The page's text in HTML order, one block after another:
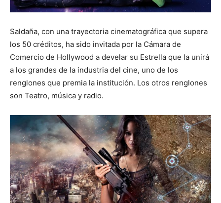
Saldaña, con una trayectoria cinematográfica que supera
los 50 créditos, ha sido invitada por la Cámara de
Comercio de Hollywood a develar su Estrella que la unirá
a los grandes de la industria del cine, uno de los
renglones que premia la institución. Los otros renglones
son Teatro, música y radio.